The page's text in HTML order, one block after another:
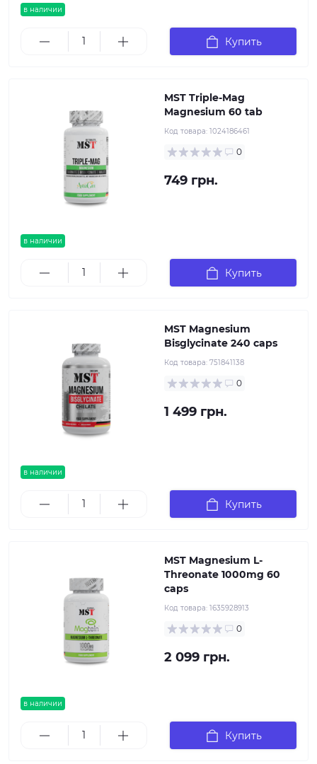
в наличии
Купить
в наличии
MST Triple-Mag
Magnesium 60 tab
Код товара: 1024186461
0
749 грн.
Купить
в наличии
MST Magnesium
Bisglycinate 240 caps
Код товара: 751841138
0
1 499 грн.
Купить
в наличии
MST Magnesium L-
Threonate 1000mg 60
caps
Код товара: 1635928913
0
2 099 грн.
Купить